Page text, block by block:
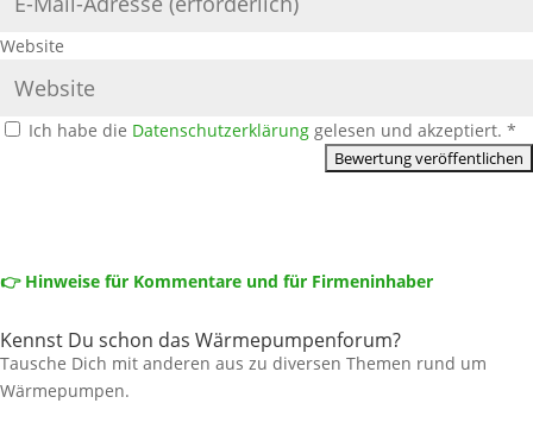
Website
Ich habe die Datenschutzerklärung gelesen und akzeptiert. *
👉 Hinweise für Kommentare und für Firmeninhaber
Kennst Du schon das Wärmepumpenforum?
Tausche Dich mit anderen aus zu diversen Themen rund um
Wärmepumpen.